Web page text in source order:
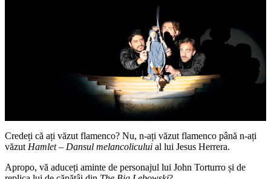
Credeți că ați văzut flamenco? Nu, n-ați văzut flamenco până n-ați
văzut Hamlet – Dansul melancolicului al lui Jesus Herrera.
Apropo, vă aduceți aminte de personajul lui John Torturro și de